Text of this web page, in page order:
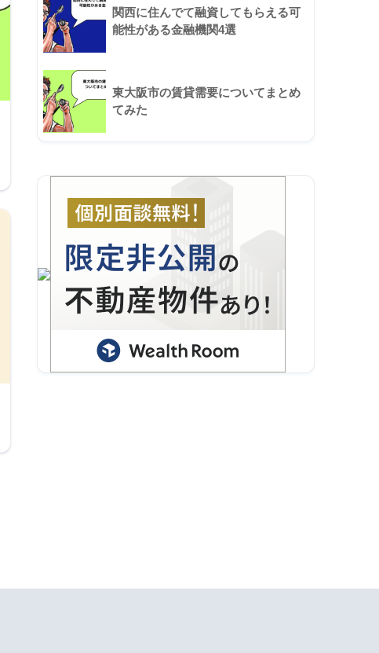
関西に住んでて融資してもらえる可
能性がある金融機関4選
東大阪市の賃貸需要についてまとめ
てみた